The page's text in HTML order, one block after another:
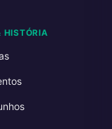
HISTÓRIA